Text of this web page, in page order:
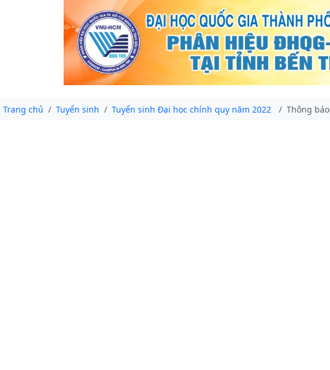
Trang chủ Tuyển sinh Tuyển sinh Đại học chính quy năm 2022 Thông báo